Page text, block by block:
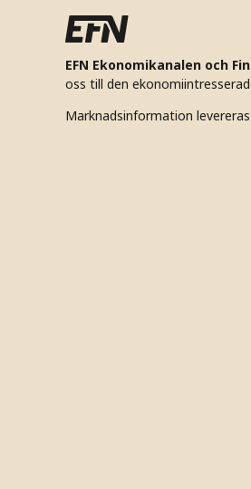
EFN Ekonomikanalen och
oss till den
Marknadsinformation